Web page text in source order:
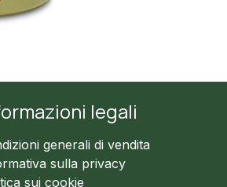
legali
generali di vendita
sulla privacy
sui cookie